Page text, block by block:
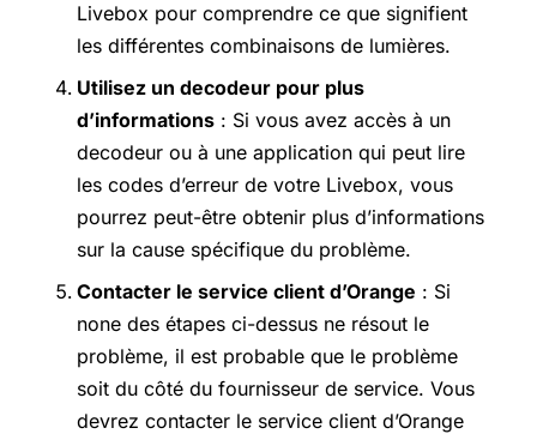
Livebox pour comprendre ce que signifient
les différentes combinaisons de lumières.
Utilisez un decodeur pour plus
d’informations : Si vous avez accès à un
decodeur ou à une application qui peut lire
les codes d’erreur de votre Livebox, vous
pourrez peut-être obtenir plus d’informations
sur la cause spécifique du problème.
Contacter le service client d’Orange : Si
none des étapes ci-dessus ne résout le
problème, il est probable que le problème
soit du côté du fournisseur de service. Vous
devrez contacter le service client d’Orange